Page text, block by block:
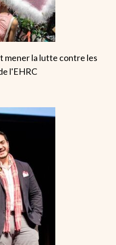
mener la lutte contre les
l'EHRC